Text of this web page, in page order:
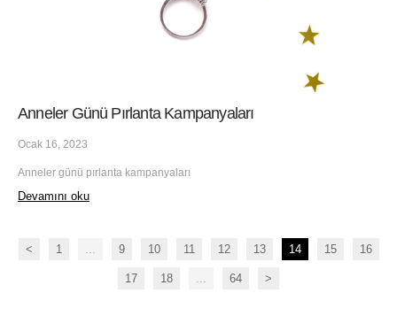
Anneler Günü Pırlanta Kampanyaları
Ocak 16, 2023
Anneler günü pırlanta kampanyaları
Devamını oku
< 1 9 10 11 12 13 14 15 16
17 18 64 >